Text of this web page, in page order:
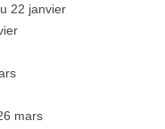
22 janvier
mars